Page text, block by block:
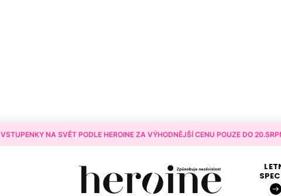
VSTUPENKY NA SVĚT PODLE HEROINE ZA VÝHODNĚJŠÍ CENU POUZE DO